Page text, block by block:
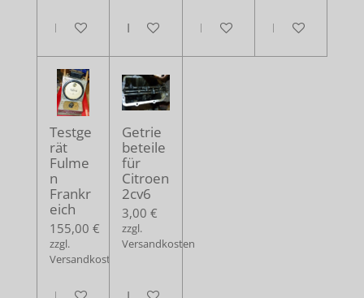
In den WarenkorbIn den WarenkorbIn den Warenkorb
In den
Testge
rät
Fulme
n
Frankr
eich
155,00 €
zzgl.
Versandkosten
Getrie
beteile
für
Citroen
2cv6
3,00 €
zzgl.
Versandkosten